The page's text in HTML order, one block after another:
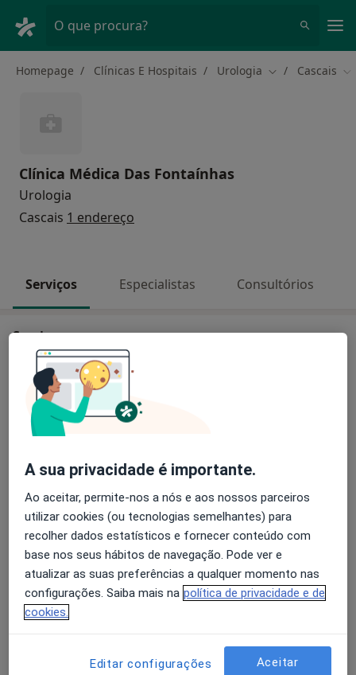
O que procura?
Homepage Clínicas E Hospitais Urologia Mudar de
Cascais
Clínica Médica Das Fontaínhas
Urologia
Cascais 1 endereço
Serviços Especialistas Consultórios
Serviços
Biópsias ecoguiadas da próstata
Cistectomia Total
Colocacao De Cateter Duplo "J"
Consulta domiciliar Urologia
Ecografia dos rins, bexiga e próstata
A sua privacidade é importante.
Ao aceitar, permite-nos a nós e aos nossos parceiros
utilizar cookies (ou tecnologias semelhantes) para
recolher dados estatísticos e fornecer conteúdo com
base nos seus hábitos de navegação. Pode ver e
atualizar as suas preferências a qualquer momento nas
configurações. Saiba mais na política de privacidade e de
cookies.
Editar configurações Aceitar